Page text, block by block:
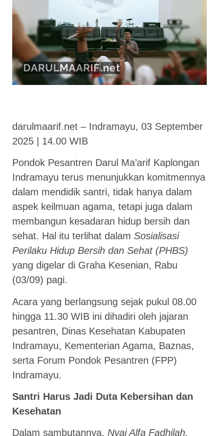
darulmaarif.net – Indramayu, 03 September
2025 | 14.00 WIB
Pondok Pesantren Darul Ma’arif Kaplongan
Indramayu terus menunjukkan komitmennya
dalam mendidik santri, tidak hanya dalam
aspek keilmuan agama, tetapi juga dalam
membangun kesadaran hidup bersih dan
sehat. Hal itu terlihat dalam Sosialisasi
Perilaku Hidup Bersih dan Sehat (PHBS)
yang digelar di Graha Kesenian, Rabu
(03/09) pagi.
Acara yang berlangsung sejak pukul 08.00
hingga 11.30 WIB ini dihadiri oleh jajaran
pesantren, Dinas Kesehatan Kabupaten
Indramayu, Kementerian Agama, Baznas,
serta Forum Pondok Pesantren (FPP)
Indramayu.
Santri Harus Jadi Duta Kebersihan dan
Kesehatan
Dalam sambutannya, Nyai Alfa Fadhilah,